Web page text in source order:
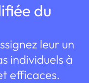
du
leur un
individuels à
efficaces.